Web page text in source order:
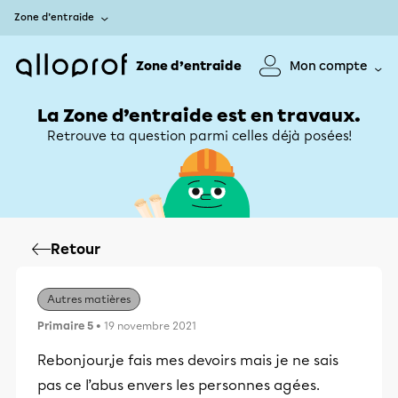
Zone d’entraide
Zone d’entraide Mon compte
La Zone d’entraide est en travaux.
Retrouve ta question parmi celles déjà posées!
Retour
Autres matières
Primaire 5 • 19 novembre 2021
Rebonjour,je fais mes devoirs mais je ne sais
pas ce l’abus envers les personnes agées.